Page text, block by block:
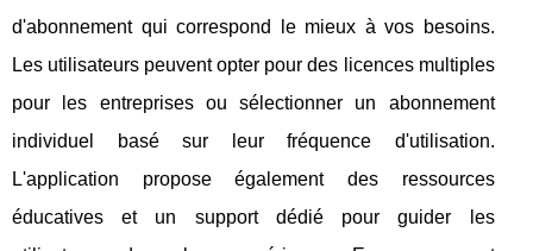
d'abonnement qui correspond le mieux à vos besoins.
Les utilisateurs peuvent opter pour des licences multiples
pour les entreprises ou sélectionner un abonnement
individuel basé sur leur fréquence d'utilisation.
L'application propose également des ressources
éducatives et un support dédié pour guider les